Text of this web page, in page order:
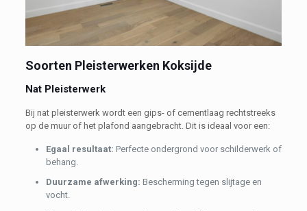
Soorten Pleisterwerken Koksijde
Nat Pleisterwerk
Bij nat pleisterwerk wordt een gips- of cementlaag rechtstreeks
op de muur of het plafond aangebracht. Dit is ideaal voor een:
Egaal resultaat: Perfecte ondergrond voor schilderwerk of
behang.
Duurzame afwerking: Bescherming tegen slijtage en
vocht.